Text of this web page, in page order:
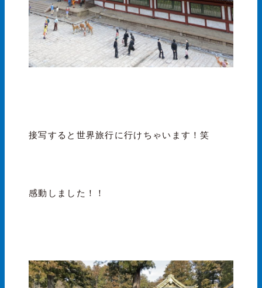
接写すると世界旅行に行けちゃいます！笑
感動しました！！